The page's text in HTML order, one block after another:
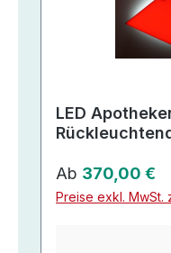
LED
Regulärer Preis:
Ab 370,00 €
Preise exkl. MwSt.